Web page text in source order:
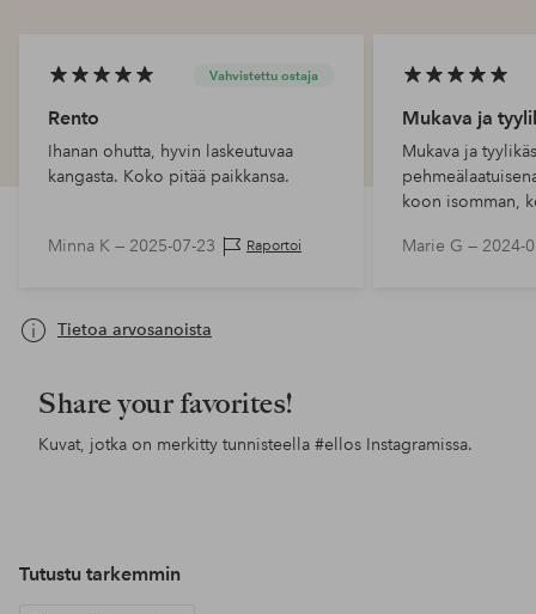
Vahvistettu ostaja
Rento
Ihanan ohutta, hyvin laskeutuvaa
kangasta. Koko pitää paikkansa.
Minna K — 2025-07-23 Raportoi
Mukava ja
Mukava ja
koon isomman,
erittäin
Marie G — 2024-
Tietoa arvosanoista
Share your favorites!
Kuvat, jotka on merkitty tunnisteella #ellos Instagramissa.
Tutustu tarkemmin